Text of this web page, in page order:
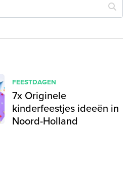
FEESTDAGEN
7x Originele
kinderfeestjes ideeën in
Noord-Holland